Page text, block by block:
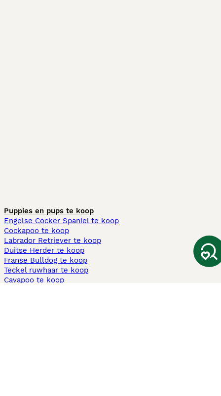
Puppies en pups te koop
Engelse Cocker Spaniel te koop
Cockapoo te koop
Labrador Retriever te koop
Duitse Herder te koop
Franse Bulldog te koop
Teckel ruwhaar te koop
Cavapoo te koop